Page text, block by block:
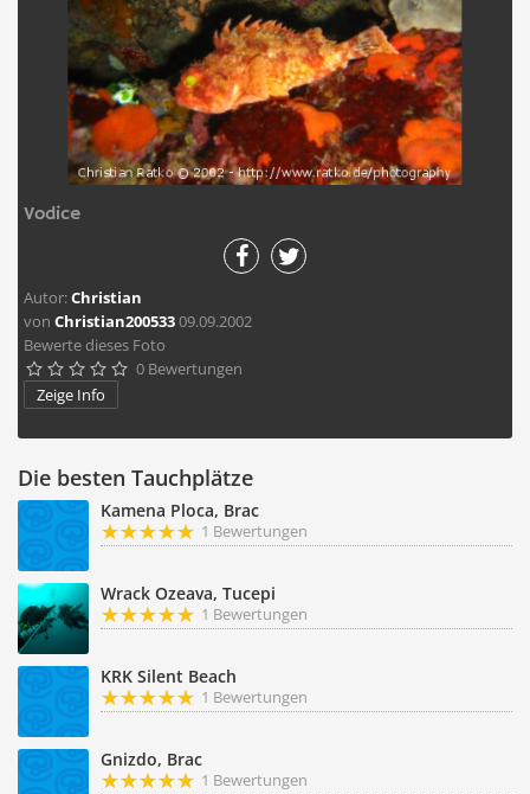
Vodice
Autor:Christian
von Christian20053309.09.2002
Bewerte dieses Foto
     0 Bewertungen
Zeige Info
Die besten Tauchplätze
Kamena Ploca, Brac
1 Bewertungen
Wrack Ozeava, Tucepi
1 Bewertungen
KRK Silent Beach
1 Bewertungen
Gnizdo, Brac
1 Bewertungen